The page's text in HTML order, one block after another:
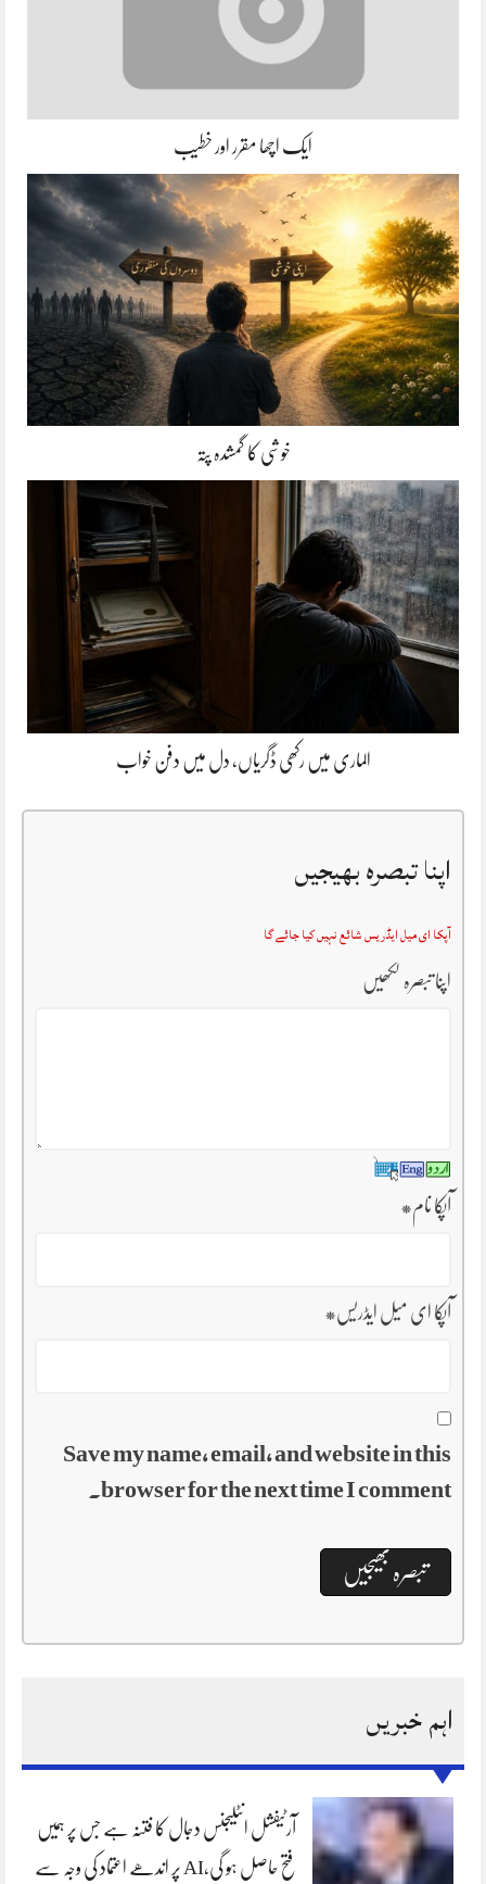
ایک اچھا مقرر اور خطیب
خوشی کا گمشدہ پتہ
الماری میں رکھی ڈگریاں، دل میں دفن خواب
اپنا تبصرہ بھیجیں
آپکا ای میل ایڈریس شائع نہیں کیا جائے گا
اپنا تبصرہ لکھیں
آپکا نام*
آپکا ای میل ایڈریس*
Save my name, email, and website in this
browser for the next time I comment.
اہم خبریں
آرٹیفشل انٹلیجنس دجال کا فتنہ ہے جس پر ہمیں
فتح حاصل ہو گی،AI پر اندھے اعتماد کی وجہ سے